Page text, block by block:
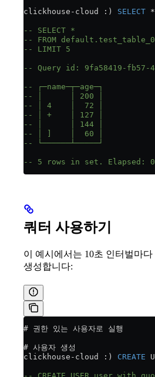
clickhouse - cloud :) SELECT *
-- SELECT *
-- FROM
-- LIMIT 5
-- Query id: 9fa58419-fb57-
-- ┌─name─┬─age─┐
-- │      │ 200 │
-- │ 4    │  72 │
-- │ +    │ 127 │
-- │      │ 144 │
-- │ ]    │  60 │
-- └──────┴─────┘
-- 5 rows in set. Elapsed:
쿼터 사용하기
이 예시에서는 10초 인터벌마
생성합니다:
# 권한 있는 사용자로 실행
# 사용자 생성
clickhouse - cloud :) CREATE